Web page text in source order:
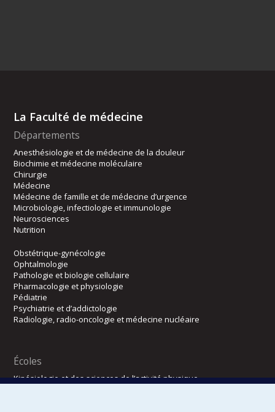
La Faculté de médecine
Départements
Anesthésiologie et de médecine de la douleur
Biochimie et médecine moléculaire
Chirurgie
Médecine
Médecine de famille et de médecine d’urgence
Microbiologie, infectiologie et immunologie
Neurosciences
Nutrition
Obstétrique-gynécologie
Ophtalmologie
Pathologie et biologie cellulaire
Pharmacologie et physiologie
Pédiatrie
Psychiatrie et d’addictologie
Radiologie, radio-oncologie et médecine nucléaire
Écoles
Kinésiologie et des sciences de l’activité physique